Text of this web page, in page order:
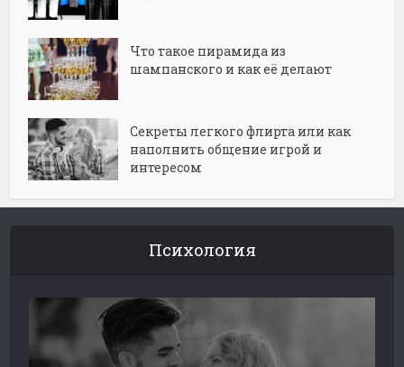
Что такое пирамида из
шампанского и как её делают
Секреты легкого флирта или как
наполнить общение игрой и
интересом
Психология